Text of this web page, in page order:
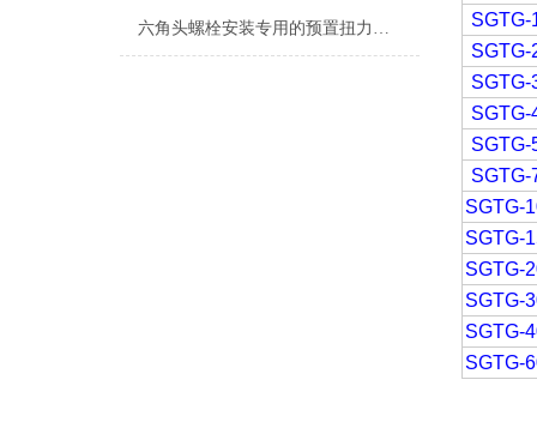
六角头螺栓安装专用的预置扭力扳手工具
SGTG-
SGTG-
SGTG-
SGTG-
SGTG-
SGTG-
SGTG-
SGTG-
SGTG-
SGTG-
SGTG-
SGTG-